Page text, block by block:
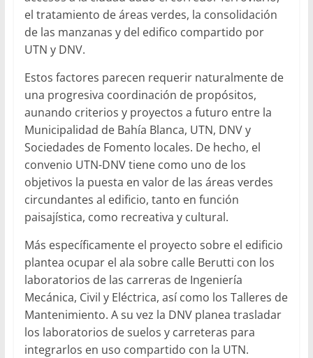
el tratamiento de áreas verdes, la consolidación
de las manzanas y del edifico compartido por
UTN y DNV.
Estos factores parecen requerir naturalmente de
una progresiva coordinación de propósitos,
aunando criterios y proyectos a futuro entre la
Municipalidad de Bahía Blanca, UTN, DNV y
Sociedades de Fomento locales. De hecho, el
convenio UTN-DNV tiene como uno de los
objetivos la puesta en valor de las áreas verdes
circundantes al edificio, tanto en función
paisajística, como recreativa y cultural.
Más específicamente el proyecto sobre el edificio
plantea ocupar el ala sobre calle Berutti con los
laboratorios de las carreras de Ingeniería
Mecánica, Civil y Eléctrica, así como los Talleres de
Mantenimiento. A su vez la DNV planea trasladar
los laboratorios de suelos y carreteras para
integrarlos en uso compartido con la UTN.